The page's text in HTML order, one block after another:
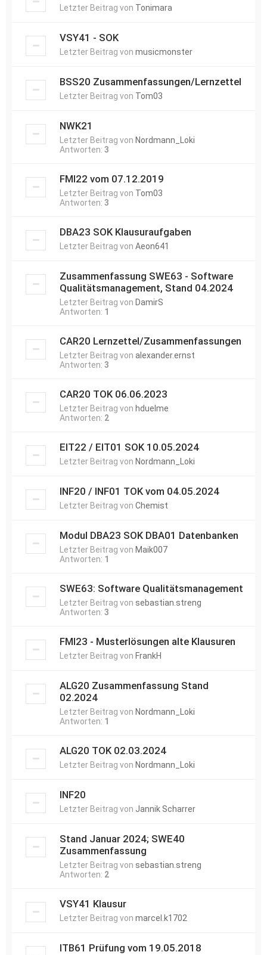
Letzter Beitrag von Tonimara
VSY41 - SOK
Letzter Beitrag von musicmonster
BSS20 Zusammenfassungen/Lernzettel
Letzter Beitrag von Tom03
NWK21
Letzter Beitrag von Nordmann_Loki
Antworten: 3
FMI22 vom 07.12.2019
Letzter Beitrag von Tom03
Antworten: 3
DBA23 SOK Klausuraufgaben
Letzter Beitrag von Aeon641
Zusammenfassung SWE63 - Software
Qualitätsmanagement, Stand 04.2024
Letzter Beitrag von DamirS
Antworten: 1
CAR20 Lernzettel/Zusammenfassungen
Letzter Beitrag von alexander.ernst
Antworten: 3
CAR20 TOK 06.06.2023
Letzter Beitrag von hduelme
Antworten: 2
EIT22 / EIT01 SOK 10.05.2024
Letzter Beitrag von Nordmann_Loki
INF20 / INF01 TOK vom 04.05.2024
Letzter Beitrag von Chemist
Modul DBA23 SOK DBA01 Datenbanken
Letzter Beitrag von Maik007
Antworten: 1
SWE63: Software Qualitätsmanagement
Letzter Beitrag von sebastian.streng
Antworten: 3
FMI23 - Musterlösungen alte Klausuren
Letzter Beitrag von FrankH
ALG20 Zusammenfassung Stand
02.2024
Letzter Beitrag von Nordmann_Loki
Antworten: 1
ALG20 TOK 02.03.2024
Letzter Beitrag von Nordmann_Loki
INF20
Letzter Beitrag von Jannik Scharrer
Stand Januar 2024; SWE40
Zusammenfassung
Letzter Beitrag von sebastian.streng
Antworten: 2
VSY41 Klausur
Letzter Beitrag von marcel.k1702
ITB61 Prüfung vom 19.05.2018